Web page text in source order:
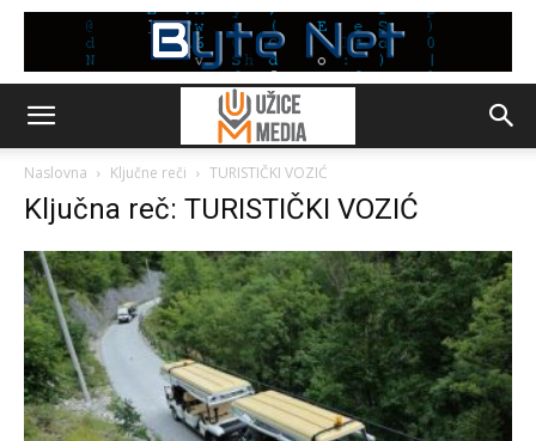
Naslovna Ključne reči TURISTIČKI VOZIĆ
Ključna reč: TURISTIČKI VOZIĆ